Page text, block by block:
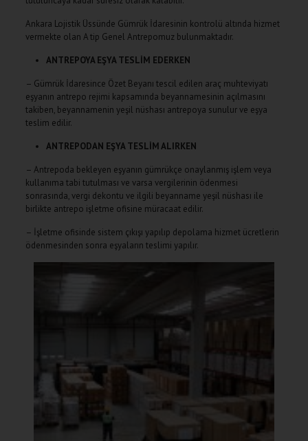
Ankara Lojistik Üssünde Gümrük İdaresinin kontrolü altında hizmet
vermekte olan A tip Genel Antrepomuz bulunmaktadır.
ANTREPOYA EŞYA TESLİM EDERKEN
– Gümrük İdaresince Özet Beyanı tescil edilen araç muhteviyatı
eşyanın antrepo rejimi kapsamında beyannamesinin açılmasını
takiben, beyannamenin yeşil nüshası antrepoya sunulur ve eşya
teslim edilir.
ANTREPODAN EŞYA TESLİM ALIRKEN
– Antrepoda bekleyen eşyanın gümrükçe onaylanmış işlem veya
kullanıma tabi tutulması ve varsa vergilerinin ödenmesi
sonrasında, vergi dekontu ve ilgili beyanname yeşil nüshası ile
birlikte antrepo işletme ofisine müracaat edilir.
– İşletme ofisinde sistem çıkışı yapılıp depolama hizmet ücretlerin
ödenmesinden sonra eşyaların teslimi yapılır.